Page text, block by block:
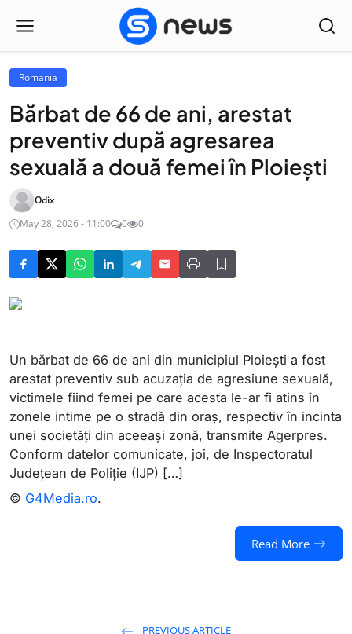
Romania
Bărbat de 66 de ani, arestat
preventiv după agresarea
sexuală a două femei în Ploieşti
Odix
May 28, 2026 - 11:00
0 0
Un bărbat de 66 de ani din municipiul Ploieşti a fost
arestat preventiv sub acuzaţia de agresiune sexuală,
victimele fiind femei pe care acesta le-ar fi atins în
zonele intime pe o stradă din oraş, respectiv în incinta
unei societăţi din aceeaşi zonă, transmite Agerpres.
Conform datelor comunicate, joi, de Inspectoratul
Judeţean de Poliţie (IJP) […]
© G4Media.ro.
Read More
PREVIOUS ARTICLE